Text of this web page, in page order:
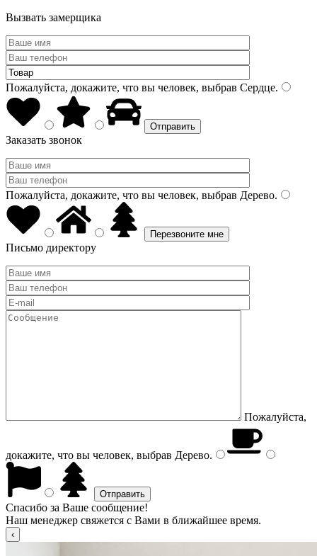
Вызвать замерщика
Пожалуйста, докажите, что вы человек, выбрав Сердце.
Заказать звонок
Пожалуйста, докажите, что вы человек, выбрав Дерево.
Письмо директору
Пожалуйста,
докажите, что вы человек, выбрав Дерево.
Спасибо за Ваше сообщение!
Наш менеджер свяжется с Вами в ближайшее время.